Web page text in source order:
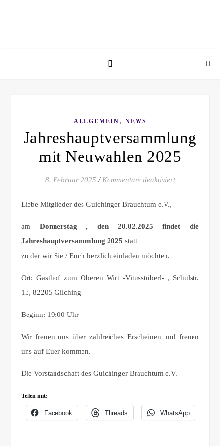
ALLGEMEIN , NEWS
Jahreshauptversammlung
mit Neuwahlen 2025
8. Februar 2025 / Kommentare deaktiviertfür
Liebe Mitglieder des Guichinger Brauchtum e.V.,
am Donnerstag , den 20.02.2025 findet die
Jahreshauptversammlung 2025 statt,
zu der wir Sie / Euch herzlich einladen möchten.
Ort: Gasthof zum Oberen Wirt -Vitusstüberl- , Schulstr.
13, 82205 Gilching
Beginn: 19:00 Uhr
Wir freuen uns über zahlreiches Erscheinen und freuen
uns auf Euer kommen.
Die Vorstandschaft des Guichinger Brauchtum e.V.
Teilen mit:
Facebook Threads WhatsApp